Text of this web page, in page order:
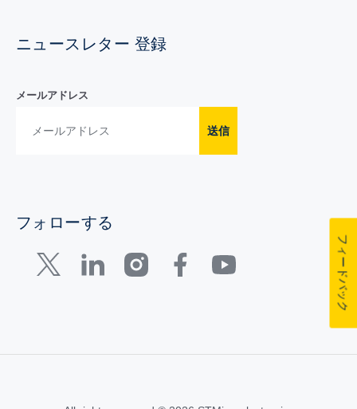
ニュースレター 登録
メールアドレス
送信
フォローする
フィードバック